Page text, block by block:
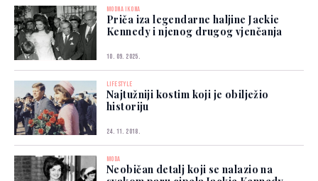
MODNA IKONA
Priča iza legendarne haljine Jackie
Kennedy i njenog drugog vjenčanja
10. 09. 2025.
LIFESTYLE
Najtužniji kostim koji je obilježio
historiju
24. 11. 2018.
MODA
Neobičan detalj koji se nalazio na